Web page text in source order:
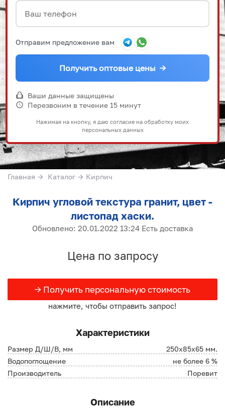
Отправим предложение вам
Получить оптовые цены →
Ваши данные защищены
Перезвоним в течение 15 минут
Нажимая на кнопку, я даю согласие на обработку моих
персональных данных
Главная → Каталог → Кирпич
Кирпич угловой текстура гранит, цвет -
листопад хаски.
Обновлено: 20.01.2022 13:24 Есть доставка
Цена по запросу
→ Получить персональную стоимость
нажмите, чтобы отправить запрос!
Характеристики
Размер Д/Ш/В, мм
250х85х65 мм.
Водопоглощение
не более 6 %
Производитель
Поревит
Описание